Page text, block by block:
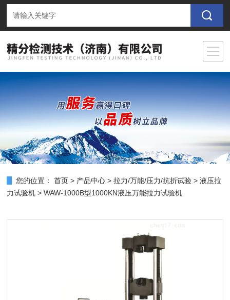
您的位置： 首页 > 产品中心 >拉力/万能/压力/抗折试验 >液压拉
力试验机 > WAW-1000B型1000KN液压万能拉力试验机